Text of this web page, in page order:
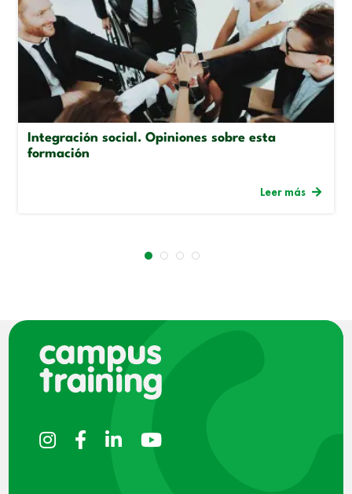
Integración social. Opiniones sobre esta
formación
Leer más